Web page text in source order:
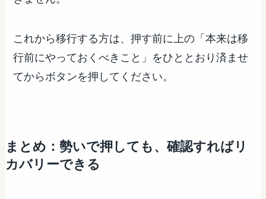
これから移行する方は、押す前に上の「本来は移
行前にやっておくべきこと」をひととおり済ませ
てからボタンを押してください。
まとめ：勢いで押しても、確認すればリ
カバリーできる